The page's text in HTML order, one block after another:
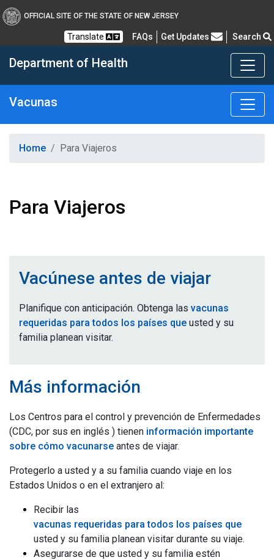
Healthy New Jersey
OFFICIAL SITE OF THE STATE OF NEW JERSEY
Translate FAQs Frequently Asked Questions
Get Updates Search
Department of Health
Vacunas
Home Para Viajeros
Para Viajeros
Vacúnese antes de viajar
Planifique con anticipación. Obtenga las vacunas
requeridas para todos los países que usted y su
familia planean visitar.
Más información
Los Centros para el control y prevención de Enfermedades
(CDC, por sus en inglés ) tienen información importante
sobre cómo vacunarse antes de viajar.
Protegerlo a usted y a su familia cuando viaje en los
Estados Unidos o en el extranjero al:
Recibir las
vacunas requeridas para todos los países que
usted y su familia planean visitar durante su viaje.
Asegurarse de que usted y su familia estén